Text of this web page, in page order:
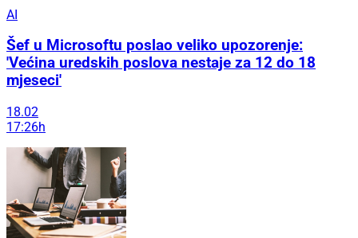
AI
Šef u Microsoftu poslao veliko upozorenje:
'Većina uredskih poslova nestaje za 12 do 18
mjeseci'
18.02
17:26h